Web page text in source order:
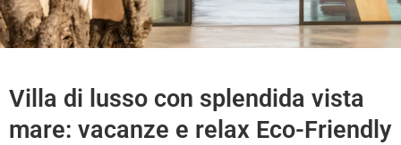
Villa di lusso con splendida vista
mare: vacanze e relax Eco-Friendly